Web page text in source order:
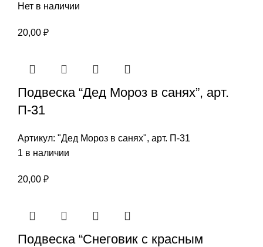
Нет в наличии
20,00 ₽
Подвеска “Дед Мороз в санях”, арт.
П-31
Артикул: "Дед Мороз в санях", арт. П-31
1 в наличии
20,00 ₽
Подвеска “Снеговик с красным